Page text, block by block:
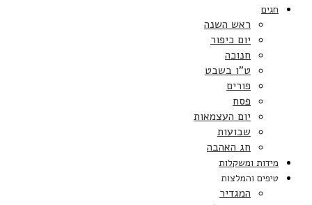
חגים
ראש השנה
יום כיפור
חנוכה
ט”ו בשבט
פורים
פסח
יום העצמאות
שבועות
חג האהבה
מידות ומשקלות
טיפים והמלצות
המגדיר